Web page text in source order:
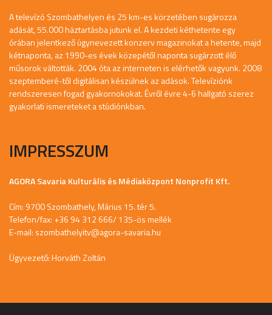
A televízó Szombathelyen és 25 km-es körzetében sugározza
adását, 55.000 háztartásba jutunk el. A kezdeti kéthetente egy
órában jelentkező úgynevezett konzerv magazinokat a hetente, majd
kétnaponta, az 1990-es évek közepétől naponta sugárzott élő
műsorok váltották. 2004 óta az interneten is elérhetők vagyunk. 2008
szeptemberé-től digitálisan készülnek az adások. Televíziónk
rendszeresen fogad gyakornokokat. Évről évre 4-6 hallgató szerez
gyakorlati ismereteket a stúdiónkban.
IMPRESSZUM
AGORA Savaria Kulturális és Médiaközpont Nonprofit Kft.
Cím: 9700 Szombathely, Márius 15. tér 5.
Telefon/fax: +36 94 312 666/ 135-ös mellék
E-mail: szombathelyitv@agora-savaria.hu
Ügyvezető: Horváth Zoltán